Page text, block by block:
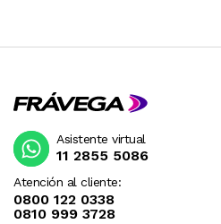
Atención al cliente:
0800 122 0338
0810 999 3728
Asistente virtual
11 2855 5086